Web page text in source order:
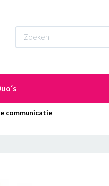
communicatie